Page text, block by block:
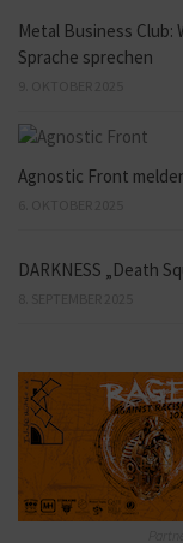
Metal Business
Sprache sprechen
Agnostic Front
DARKNESS „Death